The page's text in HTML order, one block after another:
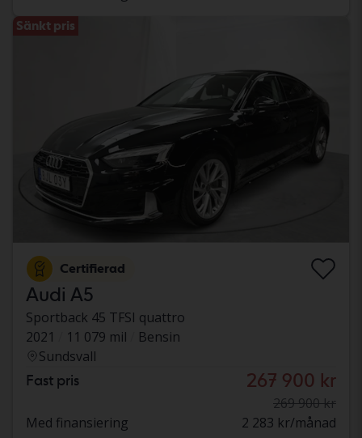
Sänkt pris
Certifierad
Audi A5
Sportback 45 TFSI quattro
2021
11 079 mil
Bensin
Sundsvall
Fast pris 267 900 kr
269 900 kr
Med finansiering
2 283 kr/månad